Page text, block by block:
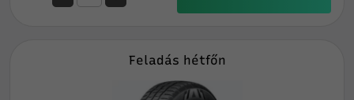
Feladás hétfőn